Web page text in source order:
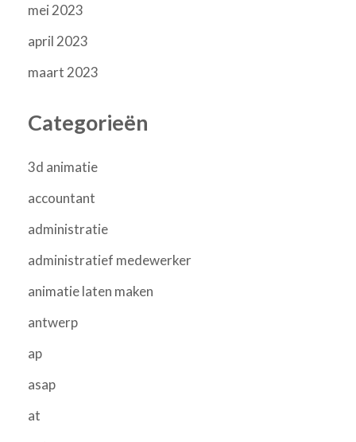
mei 2023
april 2023
maart 2023
Categorieën
3d animatie
accountant
administratie
administratief medewerker
animatie laten maken
antwerp
ap
asap
at